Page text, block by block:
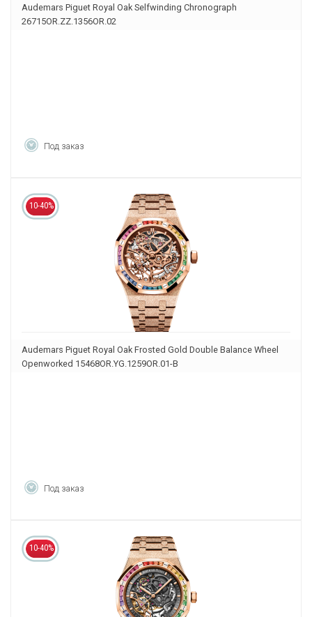
Audemars Piguet Royal Oak Selfwinding Chronograph
26715OR.ZZ.1356OR.02
Под заказ
10-40%
Audemars Piguet Royal Oak Frosted Gold Double Balance Wheel
Openworked 15468OR.YG.1259OR.01-B
Под заказ
10-40%